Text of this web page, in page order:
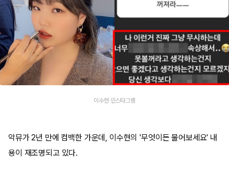
이수현 인스타그램
악뮤가 2년 만에 컴백한 가운데, 이수현의 '무엇이든 물어보세요' 내
용이 재조명되고 있다.